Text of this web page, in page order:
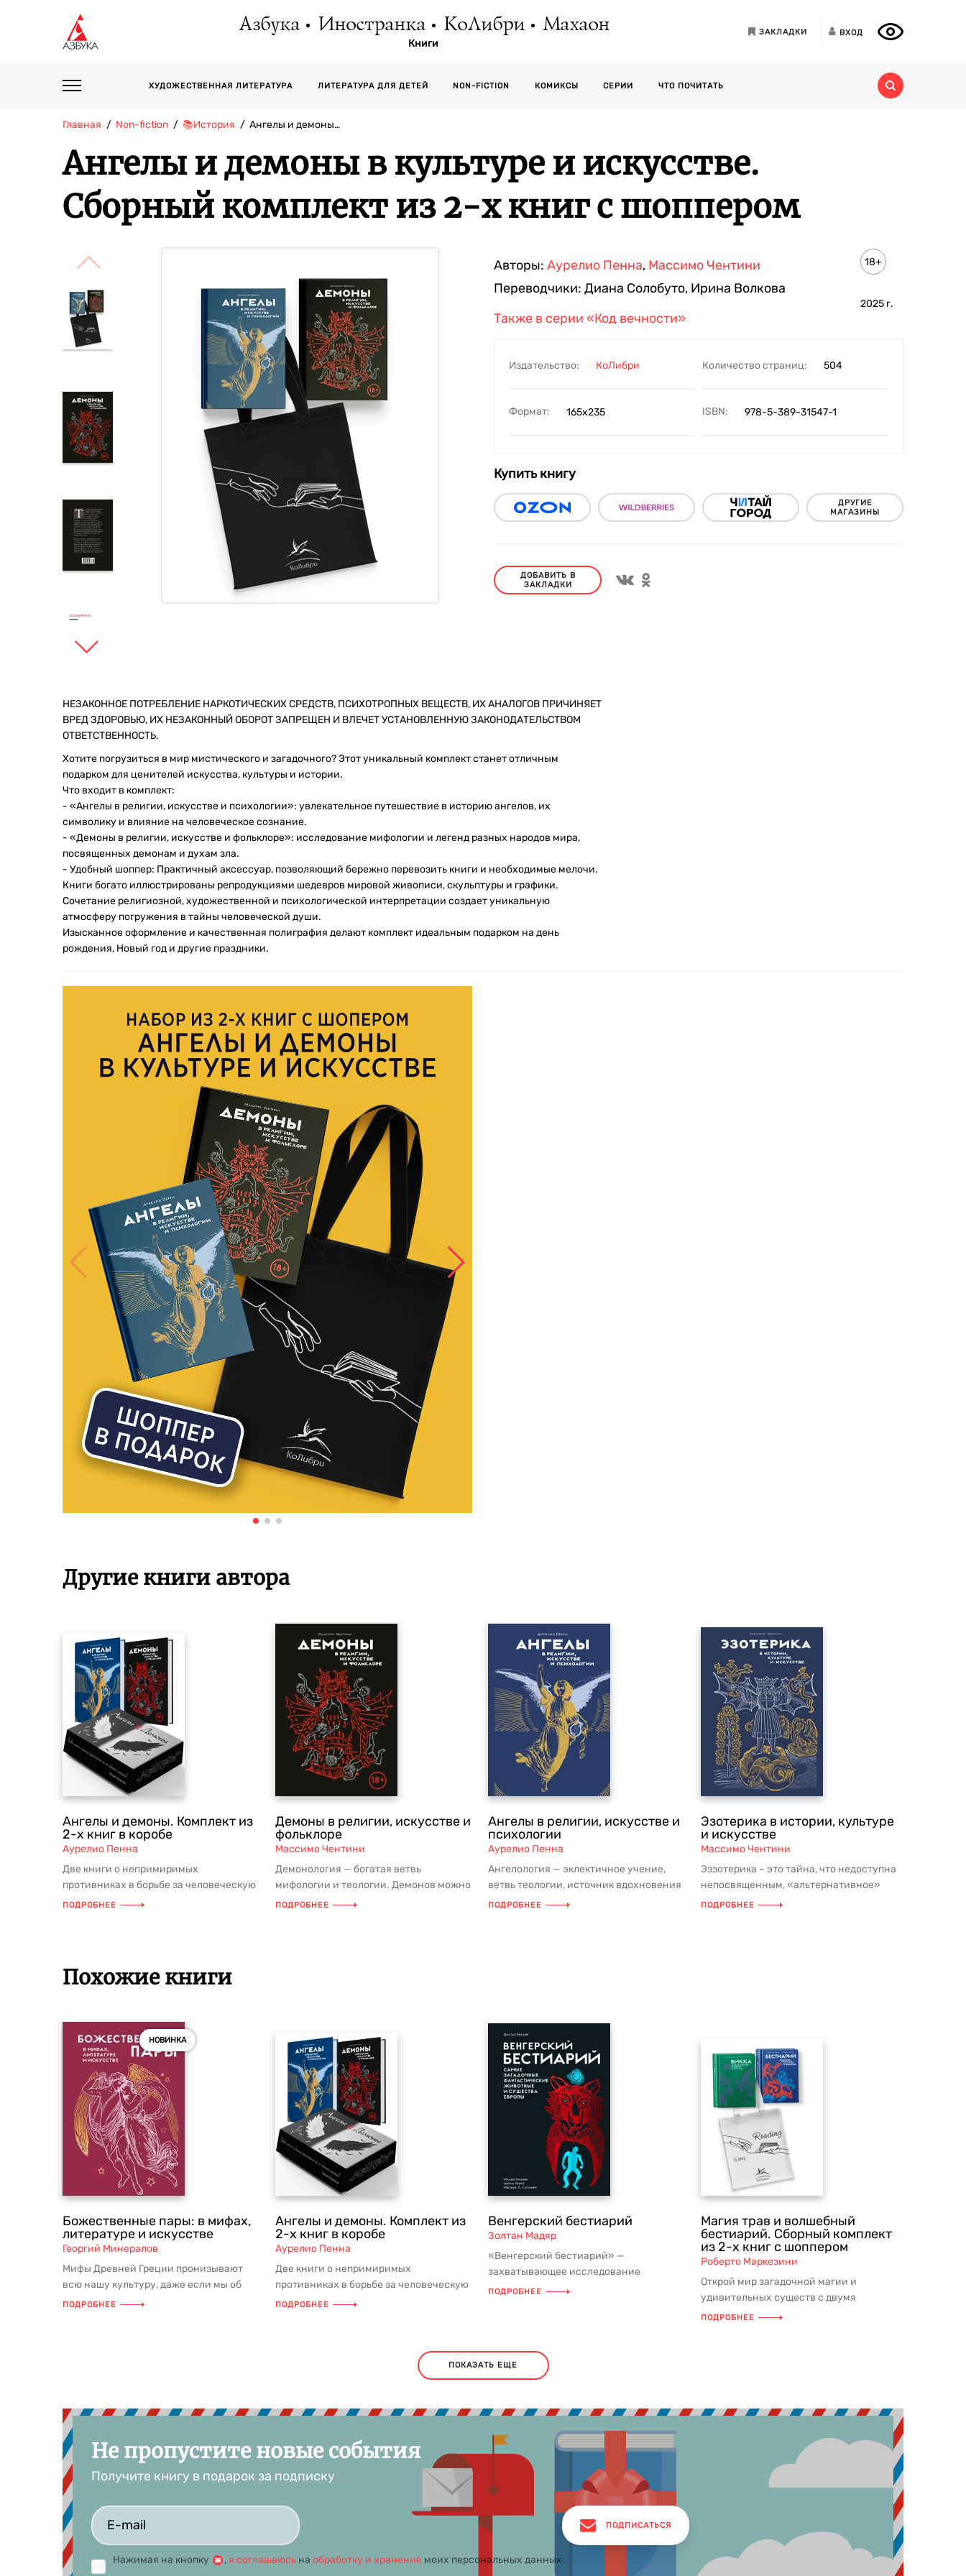
Азбука Иностранка КоЛибри Махаон
Книги
ЗАКЛАДКИ ВХОД
ХУДОЖЕСТВЕННАЯ ЛИТЕРАТУРА ЛИТЕРАТУРА ДЛЯ ДЕТЕЙ NON-FICTION КОМИКСЫ СЕРИИ ЧТО ПОЧИТАТЬ
Главная Non-fiction 📚История Ангелы и демоны…
Ангелы и демоны в культуре и искусстве.
Сборный комплект из 2-х книг с шоппером
Авторы: Аурелио Пенна, Массимо Чентини
Переводчики: Диана Солобуто, Ирина Волкова
18+
2025 г.
Также в серии «Код вечности»
Издательство: КоЛибри Количество страниц: 504
Формат: 165х235 ISBN: 978-5-389-31547-1
Купить книгу
ДРУГИЕ
МАГАЗИНЫ
ДОБАВИТЬ В
ЗАКЛАДКИ
НЕЗАКОННОЕ ПОТРЕБЛЕНИЕ НАРКОТИЧЕСКИХ СРЕДСТВ, ПСИХОТРОПНЫХ ВЕЩЕСТВ, ИХ АНАЛОГОВ ПРИЧИНЯЕТ
ВРЕД ЗДОРОВЬЮ, ИХ НЕЗАКОННЫЙ ОБОРОТ ЗАПРЕЩЕН И ВЛЕЧЕТ УСТАНОВЛЕННУЮ ЗАКОНОДАТЕЛЬСТВОМ
ОТВЕТСТВЕННОСТЬ.
Хотите погрузиться в мир мистического и загадочного? Этот уникальный комплект станет отличным
подарком для ценителей искусства, культуры и истории.
Что входит в комплект:
- «Ангелы в религии, искусстве и психологии»: увлекательное путешествие в историю ангелов, их
символику и влияние на человеческое сознание.
- «Демоны в религии, искусстве и фольклоре»: исследование мифологии и легенд разных народов мира,
посвященных демонам и духам зла.
- Удобный шоппер: Практичный аксессуар, позволяющий бережно перевозить книги и необходимые мелочи.
Книги богато иллюстрированы репродукциями шедевров мировой живописи, скульптуры и графики.
Сочетание религиозной, художественной и психологической интерпретации создает уникальную
атмосферу погружения в тайны человеческой души.
Изысканное оформление и качественная полиграфия делают комплект идеальным подарком на день
рождения, Новый год и другие праздники.
Другие книги автора
Ангелы и демоны. Комплект из
2-х книг в коробе
Аурелио Пенна
Две книги о непримиримых
противниках в борьбе за человеческую
душу, ангелах и демонах,
ПОДРОБНЕЕ
Демоны в религии, искусстве и
фольклоре
Массимо Чентини
Демонология — богатая ветвь
мифологии и теологии. Демонов можно
найти во всех видах искусств, они по...
ПОДРОБНЕЕ
Ангелы в религии, искусстве и
психологии
Аурелио Пенна
Ангелология — эклектичное учение,
ветвь теологии, источник вдохновения
деятелей искусства. Из этой к...
ПОДРОБНЕЕ
Эзотерика в истории, культуре
и искусстве
Массимо Чентини
Эззотерика – это тайна, что недоступна
непосвященным, «альтернативное»
объяснение человеческой сути ...
ПОДРОБНЕЕ
Похожие книги
НОВИНКА
Божественные пары: в мифах,
литературе и искусстве
Георгий Минералов
Мифы Древней Греции пронизывают
всю нашу культуру, даже если мы об
этом совсем не догадываемся. От «...
ПОДРОБНЕЕ
Ангелы и демоны. Комплект из
2-х книг в коробе
Аурелио Пенна
Две книги о непримиримых
противниках в борьбе за человеческую
душу, ангелах и демонах,
ПОДРОБНЕЕ
Венгерский бестиарий
Золтан Мадяр
«Венгерский бестиарий» —
захватывающее исследование
фольклора, истории и культуры Венгрии
ПОДРОБНЕЕ
Магия трав и волшебный
бестиарий. Сборный комплект
из 2-х книг с шоппером
Роберто Маркезини
Открой мир загадочной магии и
удивительных существ с двумя
уникальными книгами и стильным
ПОДРОБНЕЕ
ПОКАЗАТЬ ЕЩЕ
Не пропустите новые события
Получите книгу в подарок за подписку
Нажимая на кнопку , я соглашаюсь на обработку и хранение моих персональных данных
ПОДПИСАТЬСЯ